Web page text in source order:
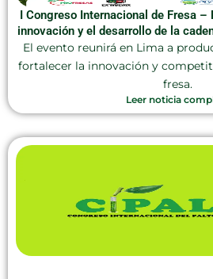
I Congreso Internacional de Fresa
innovación y el desarrollo de la
El evento reunirá en Lima a
fortalecer la innovación y
fresa.
Leer noticia